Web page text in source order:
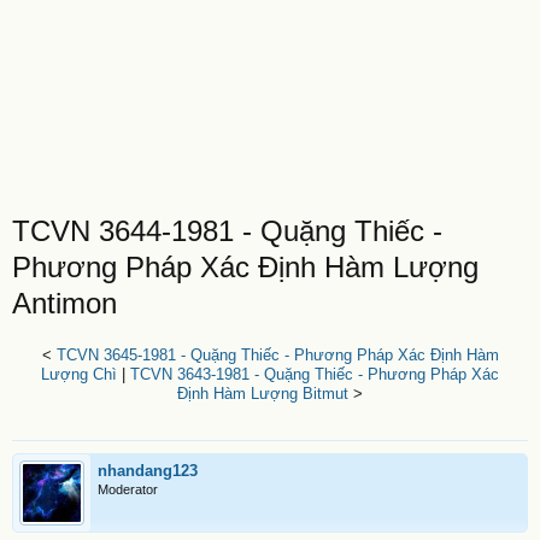
TCVN 3644-1981 - Quặng Thiếc -
Phương Pháp Xác Định Hàm Lượng
Antimon
< TCVN 3645-1981 - Quặng Thiếc - Phương Pháp Xác Định Hàm
Lượng Chì
TCVN 3643-1981 - Quặng Thiếc - Phương Pháp Xác
Định Hàm Lượng Bitmut >
nhandang123
Moderator